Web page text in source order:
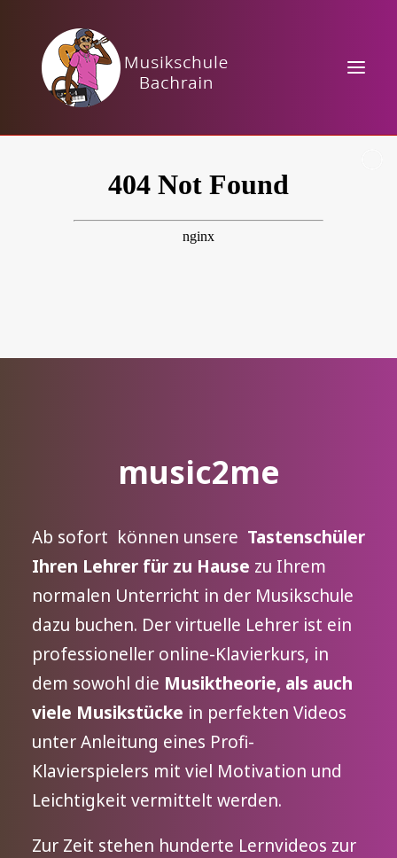
music2me
Ab sofort können unsere Tastenschüler
Ihren Lehrer für zu Hause zu Ihrem
normalen Unterricht in der Musikschule
dazu buchen. Der virtuelle Lehrer ist ein
professioneller online-Klavierkurs, in
dem sowohl die Musiktheorie, als auch
viele Musikstücke in perfekten Videos
unter Anleitung eines Profi-
Klavierspielers mit viel Motivation und
Leichtigkeit vermittelt werden.
Zur Zeit stehen hunderte Lernvideos zur